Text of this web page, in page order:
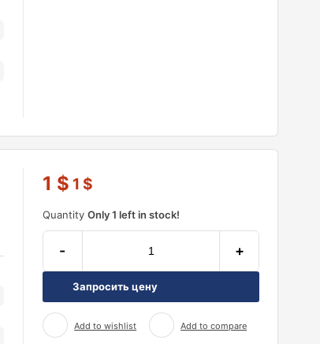
1 $ 1 $
QuantityOnly 1 left in stock!
- +
Запросить цену
Add to wishlist Add to compare